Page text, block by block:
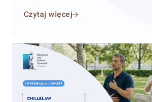
września 2026 r. (sobota–niedziela), przy
Czytaj więcej